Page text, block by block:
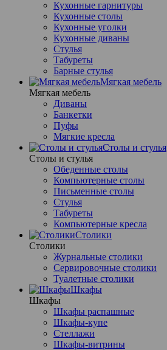
Кухонные гарнитуры
Кухонные столы
Кухонные уголки
Кухонные диваны
Стулья
Табуреты
Барные стулья
Мягкая мебель
Мягкая мебель
Диваны
Банкетки
Пуфы
Мягкие кресла
Столы и стулья
Столы и стулья
Обеденные столы
Компьютерные столы
Письменные столы
Стулья
Табуреты
Компьютерные кресла
Столики
Столики
Журнальные столики
Сервировочные столики
Туалетные столики
Шкафы
Шкафы
Шкафы распашные
Шкафы-купе
Стеллажи
Шкафы-витрины